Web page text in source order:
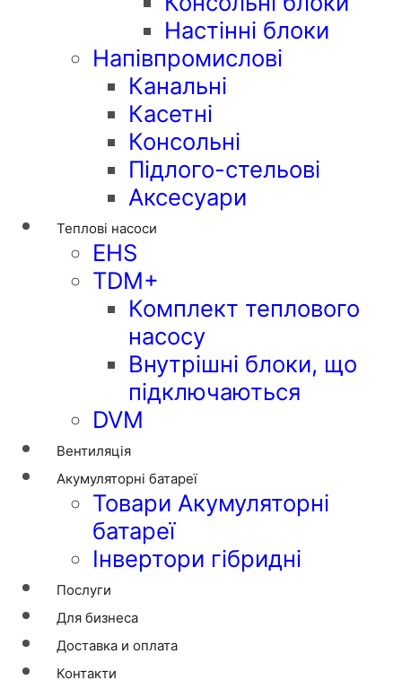
Настінні блоки
Напівпромислові
Канальні
Касетні
Консольні
Підлого-стельові
Аксесуари
Теплові насоси
EHS
TDM+
Комплект теплового
насосу
Внутрішні блоки, що
підключаються
DVM
Вентиляція
Акумуляторні батареї
Товари Акумуляторні
батареї
Інвертори гібридні
Послуги
Для бизнеса
Доставка и оплата
Контакти